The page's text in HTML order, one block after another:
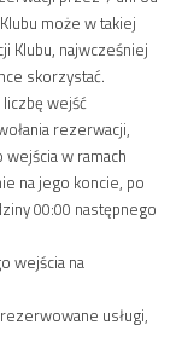
może w takiej
Klubu, najwcześniej
skorzystać.
wejść
rezerwacji,
wejścia w ramach
na jego koncie, po
00:00 następnego
wejścia na
usługi,